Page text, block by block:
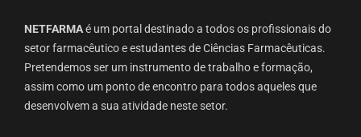
NETFARMAé um portal destinado a todos os profissionais do
setor farmacêutico e estudantes de Ciências Farmacêuticas.
Pretendemos ser um instrumento de trabalho e formação,
assim como um ponto de encontro para todos aqueles que
desenvolvem a sua atividade neste setor.